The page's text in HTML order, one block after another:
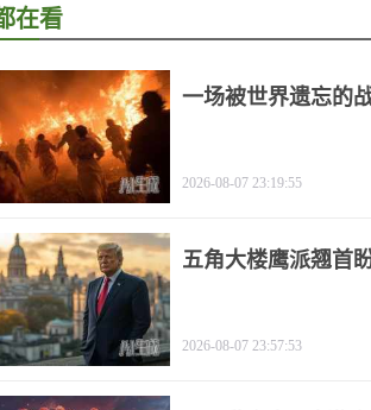
在看
一场被世界遗忘的
2026-08-07 23:19:55
五角大楼鹰派翘首
2026-08-07 23:57:53